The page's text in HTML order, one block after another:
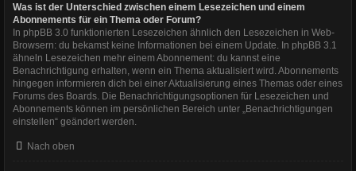
Was ist der Unterschied zwischen einem Lesezeichen und einem
Abonnements für ein Thema oder Forum?
In phpBB 3.0 funktionierten Lesezeichen ähnlich den Lesezeichen in Web-
Browsern: du bekamst keine Informationen bei einem Update. In phpBB 3.1
ähneln Lesezeichen mehr einem Abonnement: du kannst eine
Benachrichtigung erhalten, wenn ein Thema aktualisiert wird. Abonnements
hingegen informieren dich bei einer Aktualisierung eines Themas oder eines
Forums des Boards. Die Benachrichtigungsoptionen für Lesezeichen und
Abonnements können im persönlichen Bereich unter „Benachrichtigungen
einstellen“ geändert werden.
Nach oben